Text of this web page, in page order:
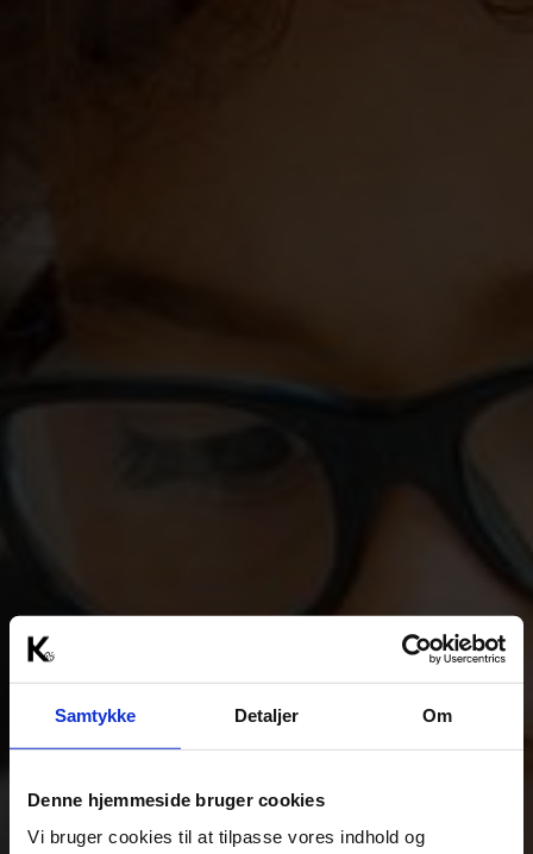
Samtykke Detaljer Om
Denne hjemmeside bruger cookies
Vi bruger cookies til at tilpasse vores indhold og